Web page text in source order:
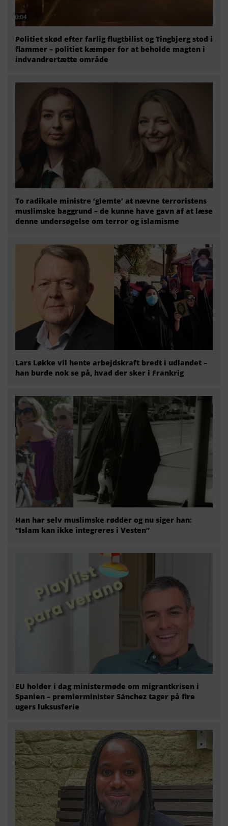
Politiet skød efter farlig flugtbilist og Tingbjerg stod i
flammer – politiet kæmper for at beholde magten i
indvandrertætte område
To radikale ministre ‘glemte’ at nævne terroristens
muslimske baggrund – de kunne have gavn af at læse
denne undersøgelse om terror og islamisme
Lars Løkke vil hente arbejdskraft bredt i udlandet –
han burde nok se på, hvad der sker i Frankrig
Han har selv muslimske rødder og nu siger han:
“Islam kan ikke integreres i Vesten”
EU holder i dag ministermøde om migrantkrisen i
Spanien – premierminister Sánchez tager på fire
ugers luksusferie